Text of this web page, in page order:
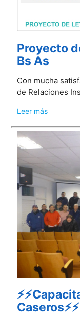
Proyecto
Bs As
Con mucha
de Relaciones
Leer más
Caseros⚡⚡